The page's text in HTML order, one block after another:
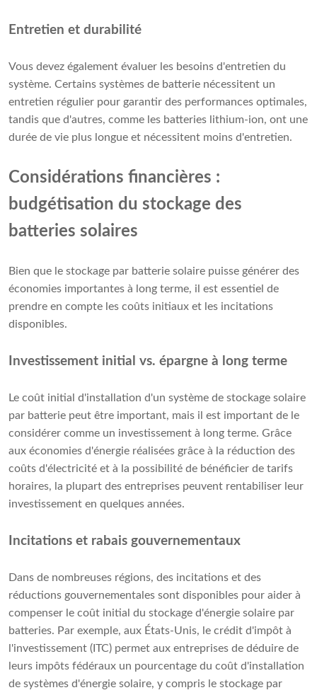
Entretien et durabilité
Vous devez également évaluer les besoins d'entretien du
système. Certains systèmes de batterie nécessitent un
entretien régulier pour garantir des performances optimales,
tandis que d'autres, comme les batteries lithium-ion, ont une
durée de vie plus longue et nécessitent moins d'entretien.
Considérations financières :
budgétisation du stockage des
batteries solaires
Bien que le stockage par batterie solaire puisse générer des
économies importantes à long terme, il est essentiel de
prendre en compte les coûts initiaux et les incitations
disponibles.
Investissement initial vs. épargne à long terme
Le coût initial d'installation d'un système de stockage solaire
par batterie peut être important, mais il est important de le
considérer comme un investissement à long terme. Grâce
aux économies d'énergie réalisées grâce à la réduction des
coûts d'électricité et à la possibilité de bénéficier de tarifs
horaires, la plupart des entreprises peuvent rentabiliser leur
investissement en quelques années.
Incitations et rabais gouvernementaux
Dans de nombreuses régions, des incitations et des
réductions gouvernementales sont disponibles pour aider à
compenser le coût initial du stockage d'énergie solaire par
batteries. Par exemple, aux États-Unis, le crédit d'impôt à
l'investissement (ITC) permet aux entreprises de déduire de
leurs impôts fédéraux un pourcentage du coût d'installation
de systèmes d'énergie solaire, y compris le stockage par